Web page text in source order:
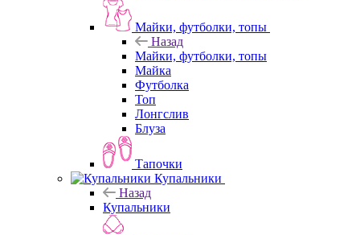
Майки, футболки, топы
Назад
Майки, футболки, топы
Майка
Футболка
Топ
Лонгслив
Блуза
Тапочки
Купальники
Назад
Купальники